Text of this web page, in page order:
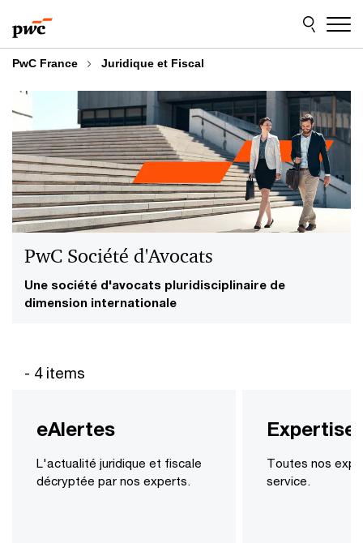
au
contenu
au
pied
dePwC France Juridique et Fiscal
Une société d'avocats pluridisciplinaire de
dimension internationale
PwC Société d'Avocats
- 4 items
eAlertes
L'actualité juridique et fiscale
décryptée par nos experts.
Toutes nos
service.